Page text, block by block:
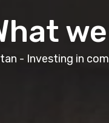
- Investing in